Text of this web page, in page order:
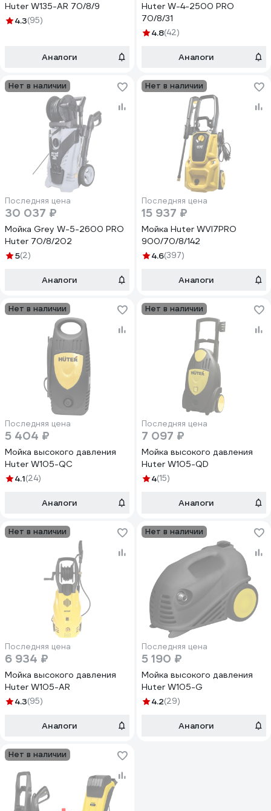
Huter W135-AR 70/8/9
4.3(95)
Аналоги
Huter W-4-2500 PRO
70/8/31
4.8(42)
Аналоги
Нет в наличии
Последняя цена
30 037 ₽
Мойка Grey W-5-2600 PRO
Huter 70/8/202
5(2)
Аналоги
Нет в наличии
Последняя цена
15 937 ₽
Мойка Huter WVI7PRO
900/70/8/142
4.6(397)
Аналоги
Нет в наличии
Последняя цена
5 404 ₽
Мойка высокого давления
Huter W105-QC
4.1(24)
Аналоги
Нет в наличии
Последняя цена
7 097 ₽
Мойка высокого давления
Huter W105-QD
4(15)
Аналоги
Нет в наличии
Последняя цена
6 934 ₽
Мойка высокого давления
Huter W105-AR
4.3(95)
Аналоги
Нет в наличии
Последняя цена
5 190 ₽
Мойка высокого давления
Huter W105-G
4.2(29)
Аналоги
Нет в наличии